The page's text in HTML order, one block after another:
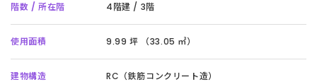
階数 / 所在階 4階建 / 3階
使用面積 9.99 坪 （33.05 ㎡）
建物構造 RC（鉄筋コンクリート造）